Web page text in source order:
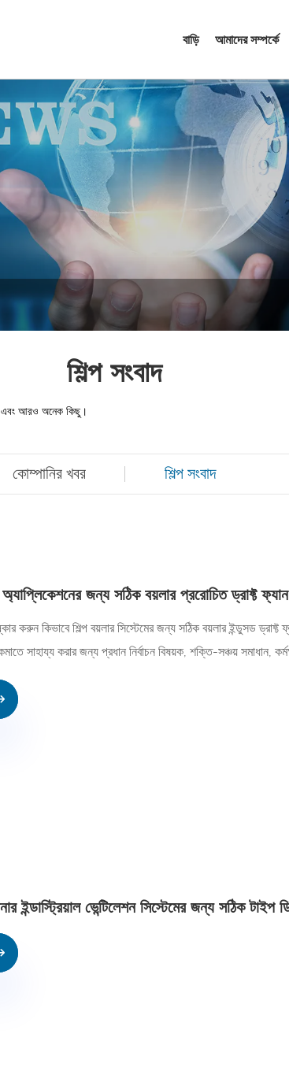
বাড়ি আমাদের সম্পর্কে
শিল্প সংবাদ
এবং আরও অনেক কিছু।
কোম্পানির খবর শিল্প সংবাদ
অ্যাপ্লিকেশনের জন্য সঠিক বয়লার প্ররোচিত ড্রাফ্ট
করুন কিভাবে শিল্প বয়লার সিস্টেমের জন্য সঠিক বয়লার ইন্ডুসড ড্রাফ্ট
সাহায্য করার জন্য প্রধান নির্বাচন বিষয়ক, শক্তি-সঞ্চয় সমাধান,
ইন্ডাস্ট্রিয়াল ভেন্টিলেশন সিস্টেমের জন্য সঠিক টাইপ